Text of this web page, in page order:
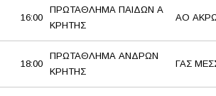
16:00
ΠΡΩΤΑΘΛΗΜΑ ΠΑΙΔΩΝ Α
ΚΡΗΤΗΣ
ΑΟ
18:00
ΠΡΩΤΑΘΛΗΜΑ ΑΝΔΡΩΝ
ΚΡΗΤΗΣ
ΓΑΣ